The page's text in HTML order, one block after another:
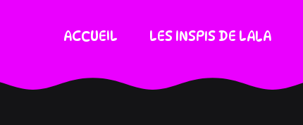
ACCUEIL LES INSPIS DE LALA